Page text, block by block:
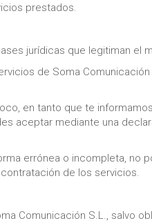
prestados.
jurídicas que legitiman el
de Soma
en tanto que te
aceptar mediante una
errónea o incompleta,
de los servicios.
Comunicación S.L.,